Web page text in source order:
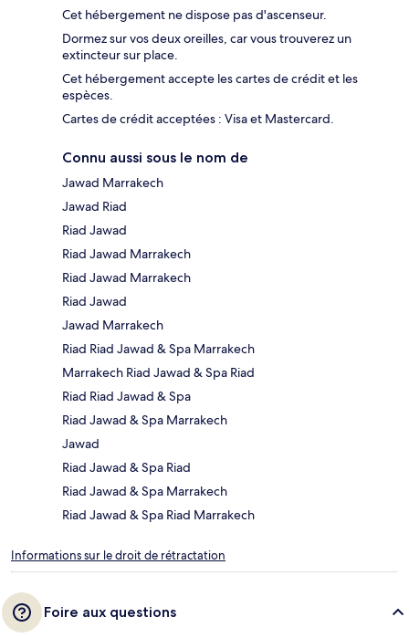
Cet hébergement ne dispose pas d'ascenseur.
Dormez sur vos deux oreilles, car vous trouverez un
extincteur sur place.
Cet hébergement accepte les cartes de crédit et les
espèces.
Cartes de crédit acceptées : Visa et Mastercard.
Connu aussi sous le nom de
Jawad Marrakech
Jawad Riad
Riad Jawad
Riad Jawad Marrakech
Riad Jawad Marrakech
Riad Jawad
Jawad Marrakech
Riad Riad Jawad & Spa Marrakech
Marrakech Riad Jawad & Spa Riad
Riad Riad Jawad & Spa
Riad Jawad & Spa Marrakech
Jawad
Riad Jawad & Spa Riad
Riad Jawad & Spa Marrakech
Riad Jawad & Spa Riad Marrakech
Informations sur le droit de rétractation
Foire aux questions